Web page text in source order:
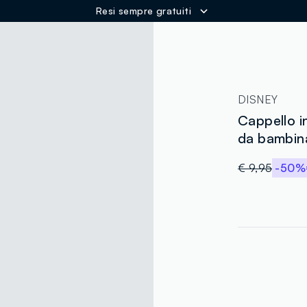
Resi sempre gratuiti
DISNEY
Cappello
da
€ 9,95 -50%